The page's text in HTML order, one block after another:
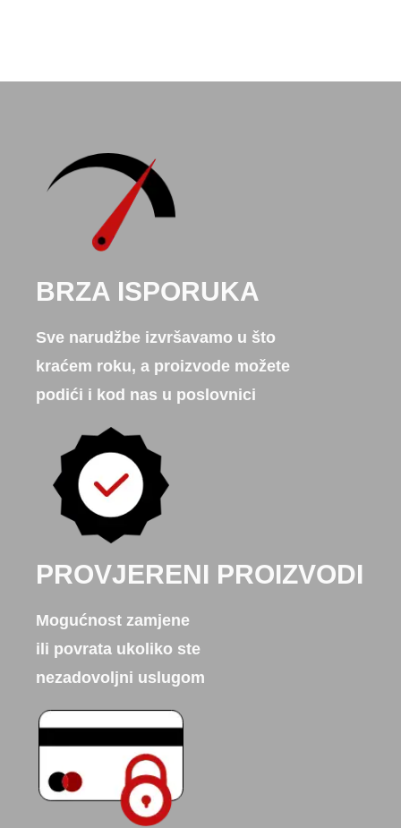
BRZA ISPORUKA
Sve narudžbe izvršavamo u što
kraćem roku, a proizvode možete
podići i kod nas u poslovnici
PROVJERENI PROIZVODI
Mogućnost zamjene
ili povrata ukoliko ste
nezadovoljni uslugom